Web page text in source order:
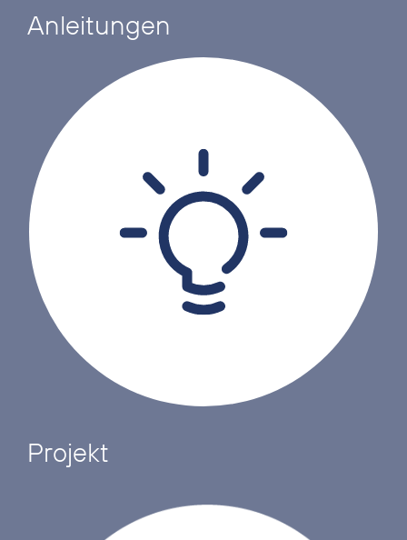
Anleitungen
Projekt